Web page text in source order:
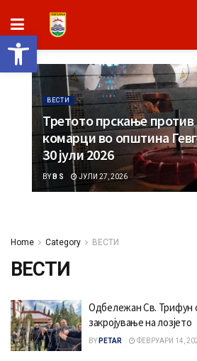
Open toolbar
ВЕСТИ
Третото прскање против
комарци во општина
30 јули 2026
BY B S ЈУЛИ 27, 2026
Home Category ВЕСТИ
ВЕСТИ
Одбележан Св. Трифун
закројување на лозјето
BY PETAR ФЕВРУАРИ 14,